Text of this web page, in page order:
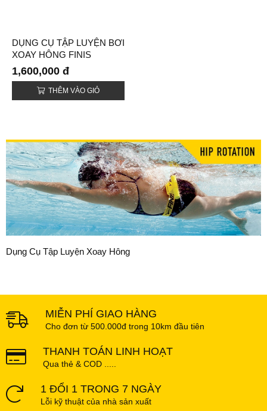
DỤNG CỤ TẬP LUYỆN BƠI
XOAY HÔNG FINIS
HYDRO HIP (HYDRO HIP)
1,600,000 đ
THÊM VÀO GIỎ
Dụng Cụ Tập Luyện Xoay Hông
MIỄN PHÍ GIAO HÀNG
Cho đơn từ 500.000đ trong 10km đầu tiên
THANH TOÁN LINH HOẠT
Qua thẻ & COD .....
1 ĐỔI 1 TRONG 7 NGÀY
Lỗi kỹ thuật của nhà sản xuất